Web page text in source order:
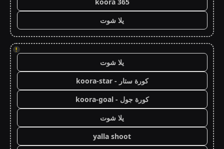
يلا شوت
!
يلا شوت
كورة ستار - koora-star
كورة جول - koora-goal
يلا شوت
yalla shoot